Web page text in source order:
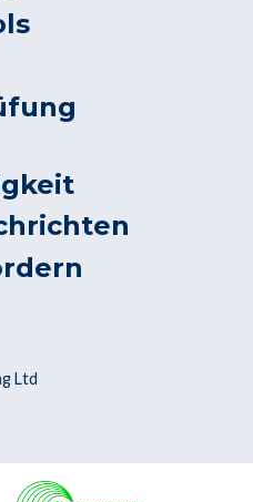
Ltd